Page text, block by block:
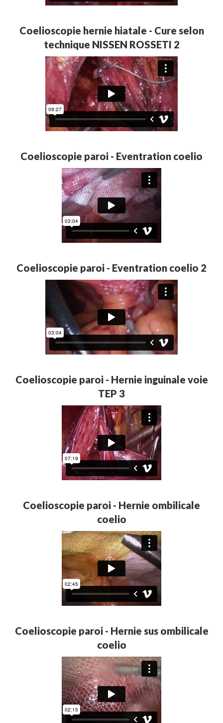
Coelioscopie hernie hiatale - Cure selon
technique NISSEN ROSSETI 2
Coelioscopie paroi - Eventration coelio
Coelioscopie paroi - Eventration coelio 2
Coelioscopie paroi - Hernie inguinale voie
TEP 3
Coelioscopie paroi - Hernie ombilicale
coelio
Coelioscopie paroi - Hernie sus ombilicale
coelio